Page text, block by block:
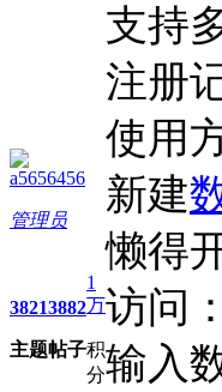
a5656456
管理员
3821
主题
3882
帖子
1
万
积
分
支持
注册
使用
新建
懒得
访问
输入